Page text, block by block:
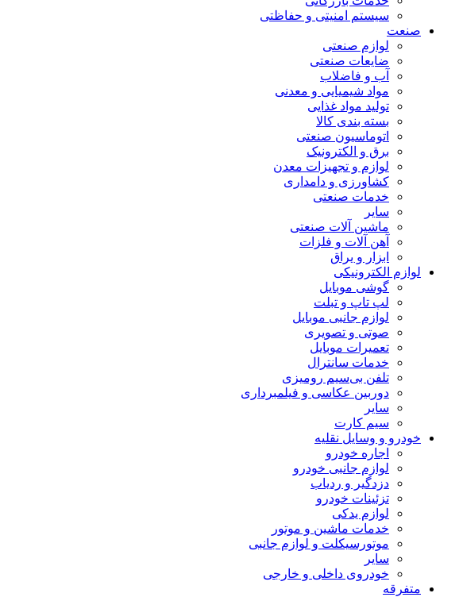
سیستم امنیتی و حفاظتی
صنعت
لوازم صنعتی
ضایعات صنعتی
آب و فاضلاب
مواد شیمیایی و معدنی
تولید مواد غذایی
بسته بندی کالا
اتوماسیون صنعتی
برق و الکترونیک
لوازم و تجهیزات معدن
کشاورزی و دامداری
خدمات صنعتی
سایر
ماشین آلات صنعتی
آهن آلات و فلزات
ابزار و یراق
لوازم الکترونیکی
گوشی موبایل
لپ تاپ و تبلت
لوازم جانبی موبایل
صوتی و تصویری
تعمیرات موبایل
خدمات سانترال
تلفن بی‌سیم رومیزی
دوربین عکاسی و فیلمبرداری
سایر
سیم کارت
خودرو و وسایل نقلیه
اجاره خودرو
لوازم جانبی خودرو
دزدگیر و ردیاب
تزئینات خودرو
لوازم یدکی
خدمات ماشین و موتور
موتورسیکلت و لوازم جانبی
سایر
خودروی داخلی و خارجی
متفرقه